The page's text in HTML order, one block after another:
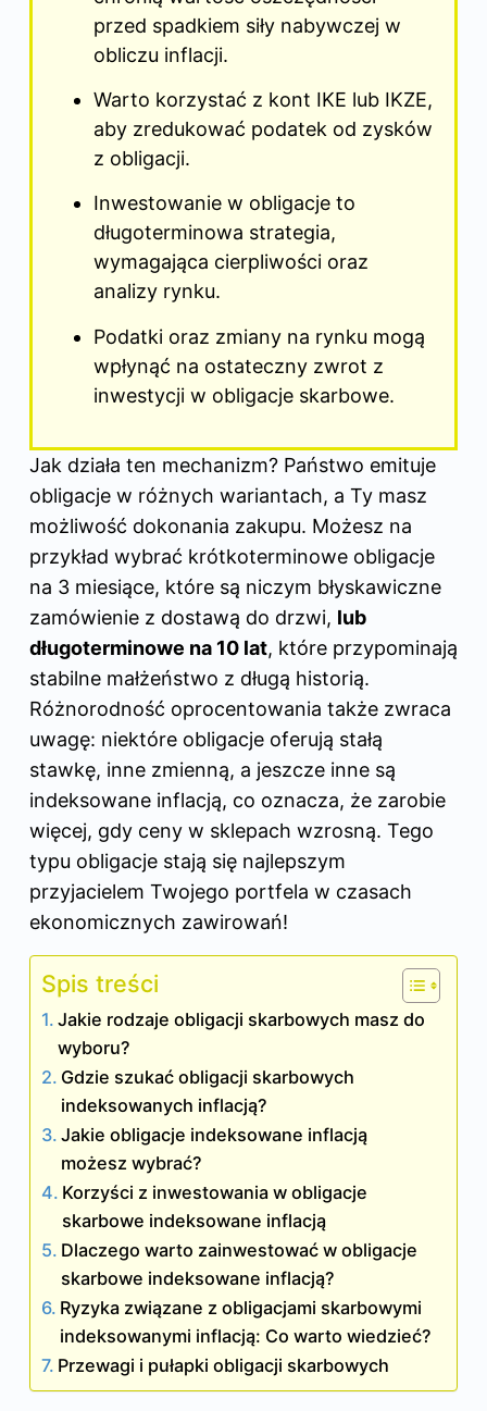
przed spadkiem siły nabywczej w
obliczu inflacji.
Warto korzystać z kont IKE lub IKZE,
aby zredukować podatek od zysków
z obligacji.
Inwestowanie w obligacje to
długoterminowa strategia,
wymagająca cierpliwości oraz
analizy rynku.
Podatki oraz zmiany na rynku mogą
wpłynąć na ostateczny zwrot z
inwestycji w obligacje skarbowe.
Jak działa ten mechanizm? Państwo emituje
obligacje w różnych wariantach, a Ty masz
możliwość dokonania zakupu. Możesz na
przykład wybrać krótkoterminowe obligacje
na 3 miesiące, które są niczym błyskawiczne
zamówienie z dostawą do drzwi, lub
długoterminowe na 10 lat, które przypominają
stabilne małżeństwo z długą historią.
Różnorodność oprocentowania także zwraca
uwagę: niektóre obligacje oferują stałą
stawkę, inne zmienną, a jeszcze inne są
indeksowane inflacją, co oznacza, że zarobie
więcej, gdy ceny w sklepach wzrosną. Tego
typu obligacje stają się najlepszym
przyjacielem Twojego portfela w czasach
ekonomicznych zawirowań!
Spis treści
Jakie rodzaje obligacji skarbowych masz do
wyboru?
Gdzie szukać obligacji skarbowych
indeksowanych inflacją?
Jakie obligacje indeksowane inflacją
możesz wybrać?
Korzyści z inwestowania w obligacje
skarbowe indeksowane inflacją
Dlaczego warto zainwestować w obligacje
skarbowe indeksowane inflacją?
Ryzyka związane z obligacjami skarbowymi
indeksowanymi inflacją: Co warto wiedzieć?
Przewagi i pułapki obligacji skarbowych